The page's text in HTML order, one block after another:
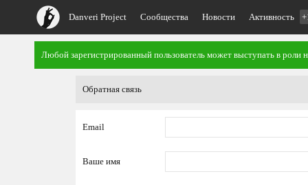
Danveri Project Сообщества Новости Активность
Любой зарегистрированный пользователь может выступать в роли
Обратная связь
Email
Ваше имя